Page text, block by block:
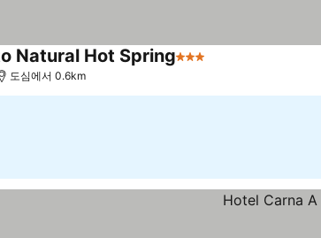
Natural Hot Spring3 성급
도심에서 0.6km